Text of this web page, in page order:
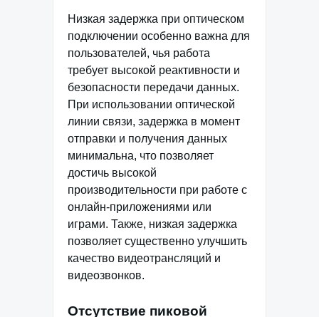
Низкая задержка при оптическом
подключении особенно важна для
пользователей, чья работа
требует высокой реактивности и
безопасности передачи данных.
При использовании оптической
линии связи, задержка в момент
отправки и получения данных
минимальна, что позволяет
достичь высокой
производительности при работе с
онлайн-приложениями или
играми. Также, низкая задержка
позволяет существенно улучшить
качество видеотрансляций и
видеозвонков.
Отсутствие пиковой